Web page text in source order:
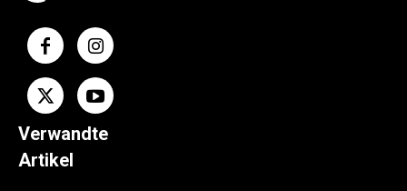
Verwandte
Artikel